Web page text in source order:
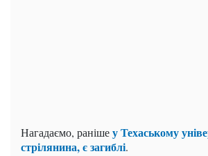
Нагадаємо, ранішеу Техаському
стрілянина, є загиблі.